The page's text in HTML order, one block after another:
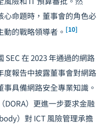
心命題時，董事會的角色必
的戰略領導者。 [10]
SEC 在 2023 年通過的網路
度報告中披露董事會對網路
具備網路安全專業知識。
DORA）更進一步要求金融
）對 ICT 風險管理承擔